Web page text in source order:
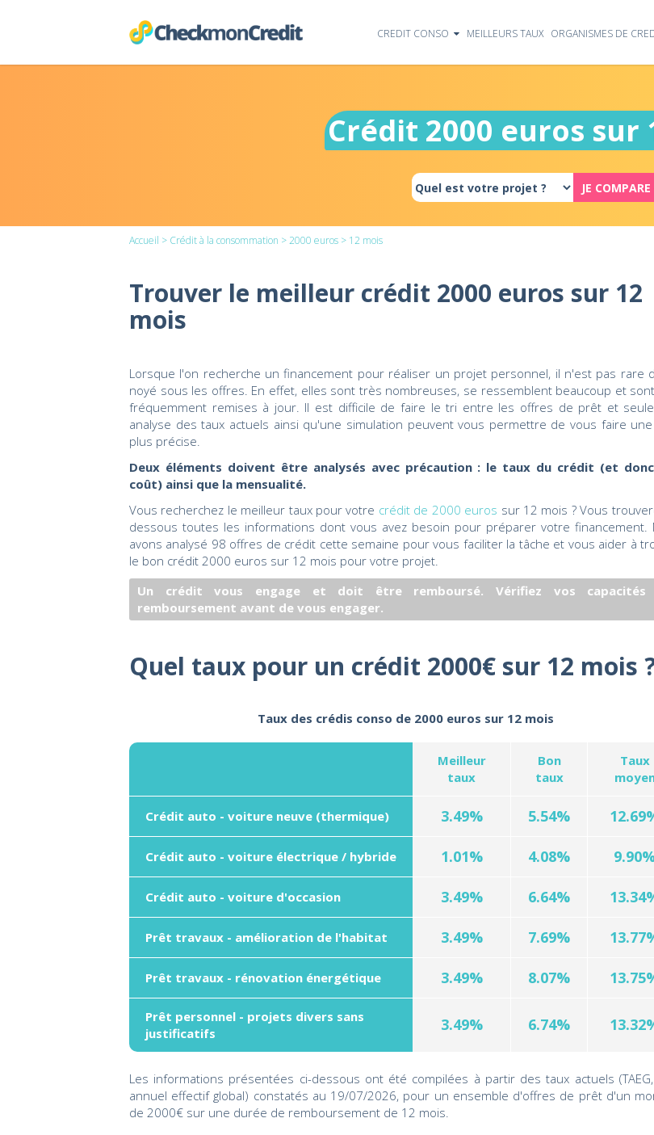
CREDIT CONSO MEILLEURS TAUX ORGANISMES DE
Crédit 2000 euros sur
JE COMPARE
Accueil > Crédit à la consommation >2000 euros > 12 mois
Trouver le meilleur crédit 2000 euros sur 12
mois
Lorsque l'on recherche un financement pour réaliser un projet personnel, il n'est pas rare
noyé sous les offres. En effet, elles sont très nombreuses, se ressemblent beaucoup et
fréquemment remises à jour. Il est difficile de faire le tri entre les offres de prêt et
analyse des taux actuels ainsi qu'une simulation peuvent vous permettre de vous faire
plus précise.
Deux éléments doivent être analysés avec précaution : le taux du crédit (et
coût) ainsi que la mensualité.
Vous recherchez le meilleur taux pour votre crédit de 2000 euros sur 12 mois ? Vous
dessous toutes les informations dont vous avez besoin pour préparer votre financement.
avons analysé 98 offres de crédit cette semaine pour vous faciliter la tâche et vous aider à
le bon crédit 2000 euros sur 12 mois pour votre projet.
Un crédit vous engage et doit être remboursé. Vérifiez vos capacités
remboursement avant de vous engager.
Quel taux pour un crédit 2000€ sur 12 mois
Taux des crédis conso de 2000 euros sur 12 mois
Meilleur
taux
Bon
taux
Taux
Crédit auto - voiture neuve (thermique) 3.49% 5.54%
Crédit auto - voiture électrique / hybride 1.01% 4.08%
Crédit auto - voiture d'occasion 3.49% 6.64%
Prêt travaux - amélioration de l'habitat 3.49% 7.69%
Prêt travaux - rénovation énergétique 3.49% 8.07%
Prêt personnel - projets divers sans
justificatifs
3.49% 6.74%
Les informations présentées ci-dessous ont été compilées à partir des taux actuels
annuel effectif global) constatés au 19/07/2026, pour un ensemble d'offres de prêt d'un
de 2000€ sur une durée de remboursement de 12 mois.